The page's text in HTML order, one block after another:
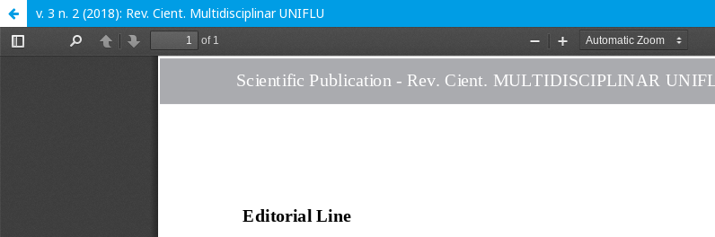
v. 3 n. 2 (2018): Rev. Cient. Multidisciplinar UNIFLU